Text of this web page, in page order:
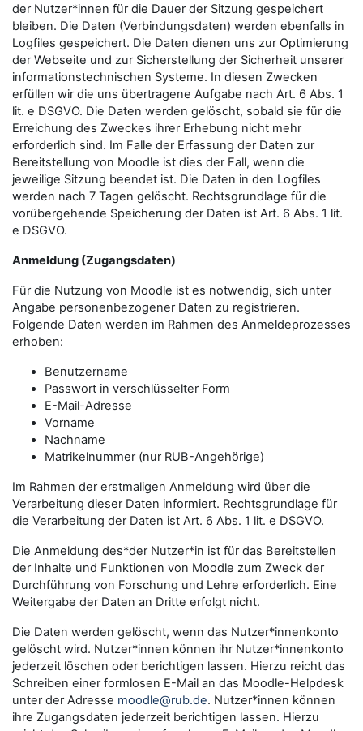
der Nutzer*innen für die Dauer der Sitzung gespeichert
bleiben. Die Daten (Verbindungsdaten) werden ebenfalls in
Logfiles gespeichert. Die Daten dienen uns zur Optimierung
der Webseite und zur Sicherstellung der Sicherheit unserer
informationstechnischen Systeme. In diesen Zwecken
erfüllen wir die uns übertragene Aufgabe nach Art. 6 Abs. 1
lit. e DSGVO. Die Daten werden gelöscht, sobald sie für die
Erreichung des Zweckes ihrer Erhebung nicht mehr
erforderlich sind. Im Falle der Erfassung der Daten zur
Bereitstellung von Moodle ist dies der Fall, wenn die
jeweilige Sitzung beendet ist. Die Daten in den Logfiles
werden nach 7 Tagen gelöscht. Rechtsgrundlage für die
vorübergehende Speicherung der Daten ist Art. 6 Abs. 1 lit.
e DSGVO.
Anmeldung (Zugangsdaten)
Für die Nutzung von Moodle ist es notwendig, sich unter
Angabe personenbezogener Daten zu registrieren.
Folgende Daten werden im Rahmen des Anmeldeprozesses
erhoben:
Benutzername
Passwort in verschlüsselter Form
E-Mail-Adresse
Vorname
Nachname
Matrikelnummer (nur RUB-Angehörige)
Im Rahmen der erstmaligen Anmeldung wird über die
Verarbeitung dieser Daten informiert. Rechtsgrundlage für
die Verarbeitung der Daten ist Art. 6 Abs. 1 lit. e DSGVO.
Die Anmeldung des*der Nutzer*in ist für das Bereitstellen
der Inhalte und Funktionen von Moodle zum Zweck der
Durchführung von Forschung und Lehre erforderlich. Eine
Weitergabe der Daten an Dritte erfolgt nicht.
Die Daten werden gelöscht, wenn das Nutzer*innenkonto
gelöscht wird. Nutzer*innen können ihr Nutzer*innenkonto
jederzeit löschen oder berichtigen lassen. Hierzu reicht das
Schreiben einer formlosen E-Mail an das Moodle-Helpdesk
unter der Adresse moodle@rub.de. Nutzer*innen können
ihre Zugangsdaten jederzeit berichtigen lassen. Hierzu